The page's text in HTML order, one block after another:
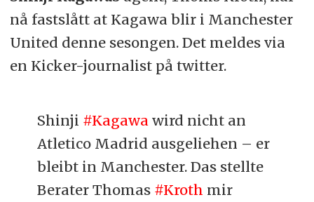
nå fastslått at Kagawa blir i Manchester
United denne sesongen. Det meldes via
en Kicker-journalist på twitter.
Shinji #Kagawa wird nicht an
Atletico Madrid ausgeliehen – er
bleibt in Manchester. Das stellte
Berater Thomas #Kroth mir